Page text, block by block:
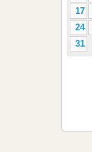
17
24
31